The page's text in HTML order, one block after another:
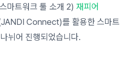
마트워크 툴 소개 2)재피어
Connect)를 활용한 스마트
뉘어 진행되었습니다.